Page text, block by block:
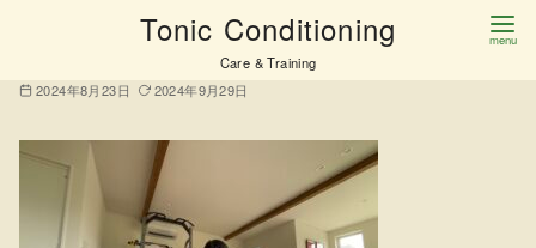
Tonic Conditioning
Care & Training
IMG_0985
2024年8月23日 2024年9月29日